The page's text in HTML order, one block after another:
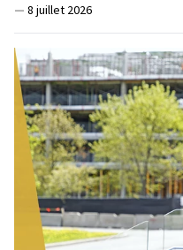
— 8 juillet 2026